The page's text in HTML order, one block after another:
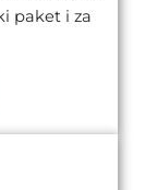
paket i za